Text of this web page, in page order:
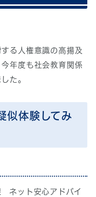
る人権意識の高揚及
年度も社会教育関係
た。
似体験してみ
ネット安心アドバイ